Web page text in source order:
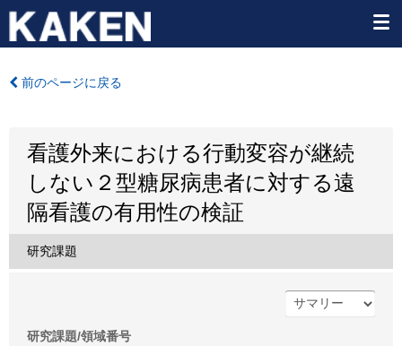
前のページに戻る
看護外来における行動変容が継続
しない２型糖尿病患者に対する遠
隔看護の有用性の検証
研究課題
研究課題/領域番号